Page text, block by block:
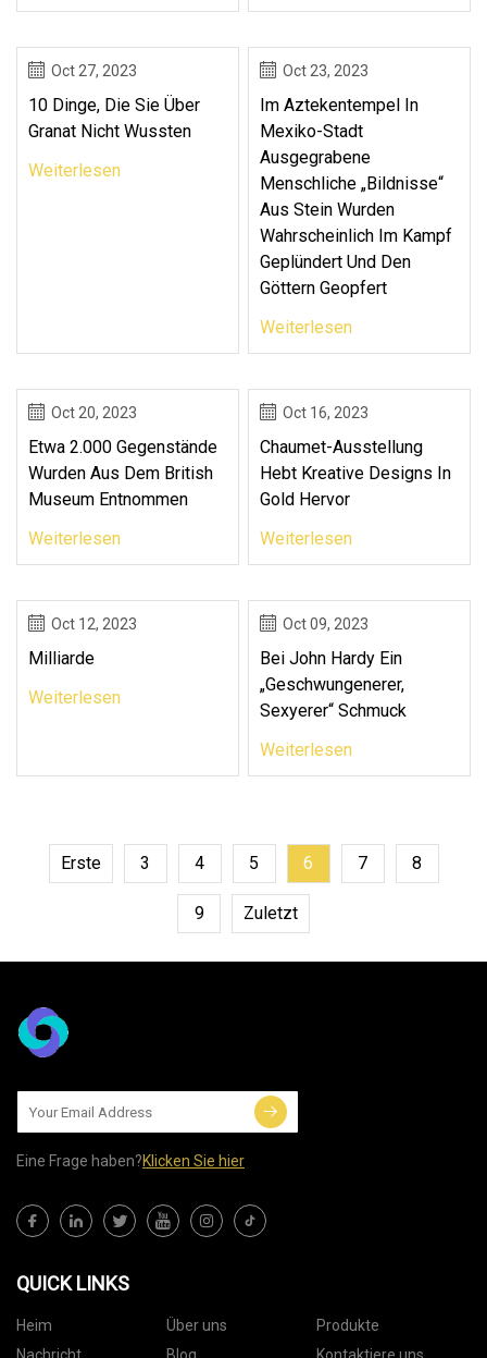
Oct 27, 2023
10 Dinge, Die Sie Über
Granat Nicht Wussten
Weiterlesen
Oct 23, 2023
Im Aztekentempel In
Mexiko-Stadt
Ausgegrabene
Menschliche „Bildnisse“
Aus Stein Wurden
Wahrscheinlich Im Kampf
Geplündert Und Den
Göttern Geopfert
Weiterlesen
Oct 20, 2023
Etwa 2.000 Gegenstände
Wurden Aus Dem British
Museum Entnommen
Weiterlesen
Oct 16, 2023
Chaumet-Ausstellung
Hebt Kreative Designs In
Gold Hervor
Weiterlesen
Oct 12, 2023
Milliarde
Weiterlesen
Oct 09, 2023
Bei John Hardy Ein
„geschwungenerer,
Sexyerer“ Schmuck
Weiterlesen
Erste 3 4 5 6 7 8
9 Zuletzt
Eine Frage haben?Klicken Sie hier
QUICK LINKS
Heim Über uns
Produkte